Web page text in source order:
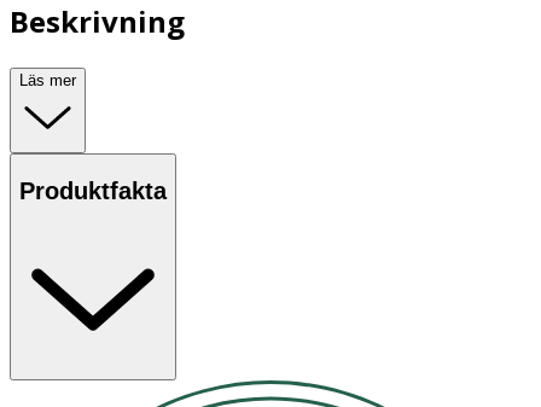
Beskrivning
Läs mer
Produktfakta